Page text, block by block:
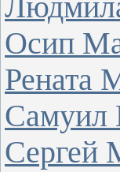
Осип
Рената
Самуил
Сергей